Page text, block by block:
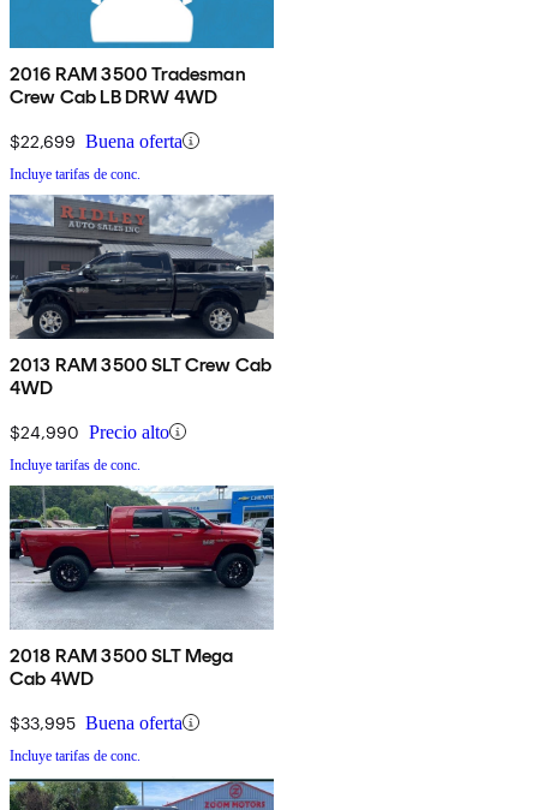
2016 RAM 3500 Tradesman
Crew Cab LB DRW 4WD
$22,699 Buena oferta
Incluye tarifas de conc.
2013 RAM 3500 SLT Crew Cab
4WD
$24,990 Precio alto
Incluye tarifas de conc.
2018 RAM 3500 SLT Mega
Cab 4WD
$33,995 Buena oferta
Incluye tarifas de conc.